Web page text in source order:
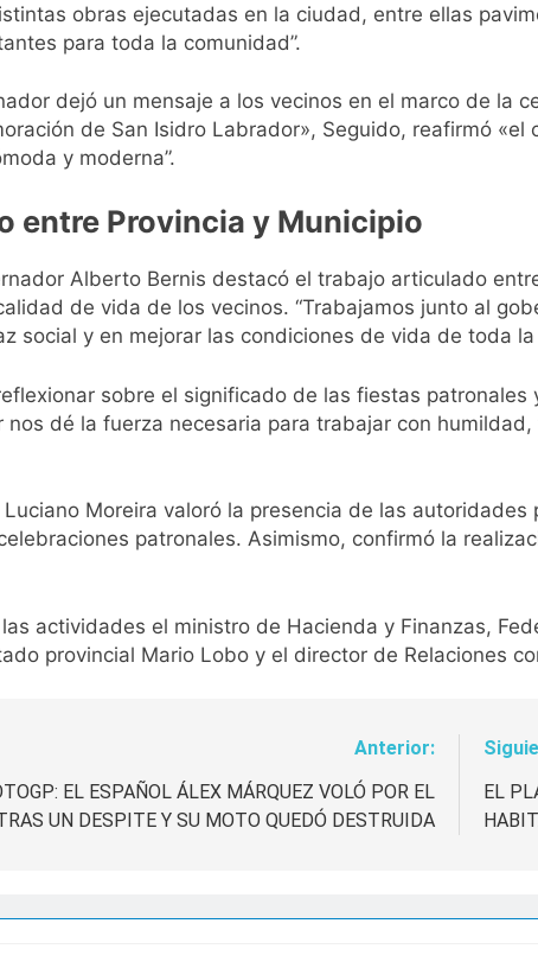
obras ejecutadas en la ciudad, entre ellas
para toda la comunidad”.
dejó un mensaje a los vecinos en el marco de la
de San Isidro Labrador», Seguido, reafirmó
y moderna”.
entre Provincia y Municipio
Alberto Bernis destacó el trabajo articulado
de vida de los vecinos. “Trabajamos junto al
social y en mejorar las condiciones de vida de toda la
sobre el significado de las fiestas
nos dé la fuerza necesaria para trabajar con
Moreira valoró la presencia de las
patronales. Asimismo, confirmó la
actividades el ministro de Hacienda y Finanzas,
provincial Mario Lobo y el director de Relaciones
Anterior:
EL ESPAÑOL ÁLEX MÁRQUEZ VOLÓ POR EL
UN DESPITE Y SU MOTO QUEDÓ DESTRUIDA
EL